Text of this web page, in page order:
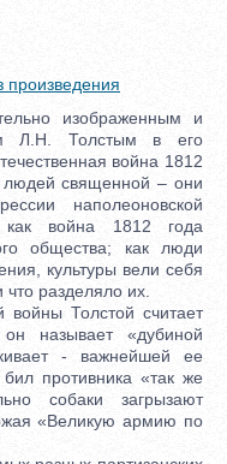
произведения
изображенным и
Л.Н. Толстым в его
война 1812
людей священной – они
наполеоновской
как война 1812 года
общества; как люди
культуры вели себя
разделяло их.
Толстой считает
он называет «дубиной
- важнейшей ее
противника «так же
собаки загрызают
«Великую армию по